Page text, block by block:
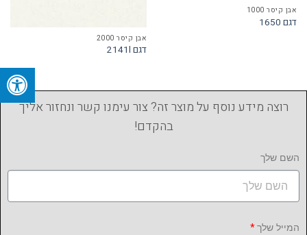
אבן קיסר 1000
דגם 1650
אבן קיסר 2000
דגם 2141l
רוצה מידע נוסף על מוצר זה? צור עימנו קשר ונחזור אליך
בהקדם!
השם שלך
המייל שלך